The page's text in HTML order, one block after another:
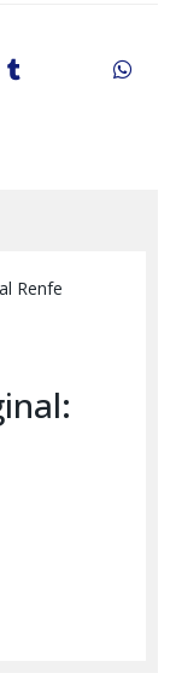
Renfe